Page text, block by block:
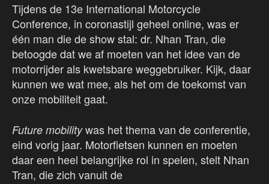
Tijdens de 13e International Motorcycle
Conference, in coronastijl geheel online, was er
één man die de show stal: dr. Nhan Tran, die
betoogde dat we af moeten van het idee van de
motorrijder als kwetsbare weggebruiker. Kijk, daar
kunnen we wat mee, als het om de toekomst van
onze mobiliteit gaat.
Future mobilitywas het thema van de conferentie,
eind vorig jaar. Motorfietsen kunnen en moeten
daar een heel belangrijke rol in spelen, stelt Nhan
Tran, die zich vanuit de